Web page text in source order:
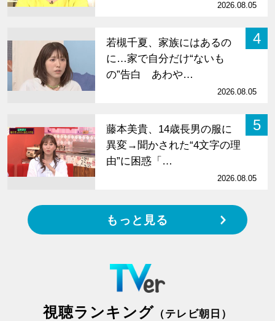
2026.08.05
4
若槻千夏、家族にはあるの
に…家で自分だけ“ないも
の”告白 あわや…
2026.08.05
5
藤本美貴、14歳長男の服に
異変→聞かされた“4文字の理
由”に困惑「…
2026.08.05
もっと見る
視聴ランキング （テレビ朝日）